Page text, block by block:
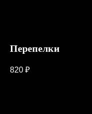
Перепелки
820 ₽